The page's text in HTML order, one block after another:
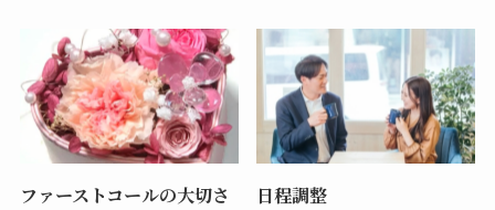
ファーストコールの大切さ 日程調整